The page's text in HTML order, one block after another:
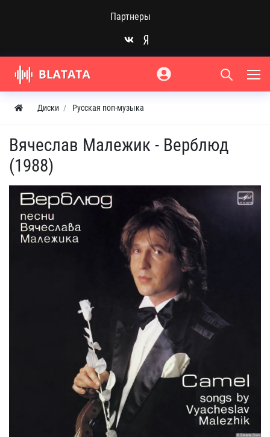
Партнеры
Диски Русская поп-музыка
Вячеслав Малежик - Верблюд
(1988)